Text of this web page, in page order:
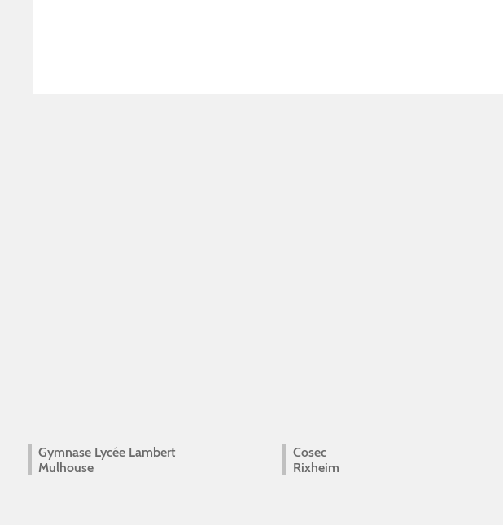
Gymnase Lycée Lambert
Mulhouse
Cosec
Rixheim